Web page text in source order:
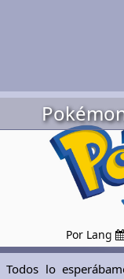
Por Lang
Todos lo